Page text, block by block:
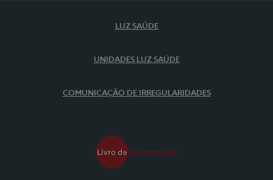
LUZ SAÚDE
UNIDADES LUZ SAÚDE
COMUNICAÇÃO DE IRREGULARIDADES